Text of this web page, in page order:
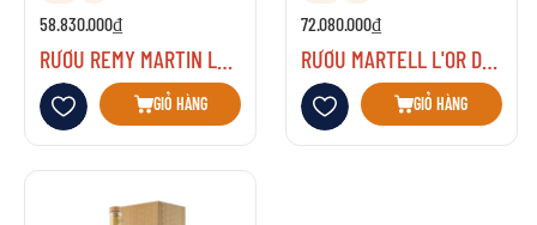
58.830.000₫
RƯỢU REMY MARTIN LOUIS XIII
Thêm vào danh sách yêu thích
GIỎ HÀNG
72.080.000₫
RƯỢU MARTELL L'OR DE JEAN
Thêm vào danh sách yêu thích
GIỎ HÀNG